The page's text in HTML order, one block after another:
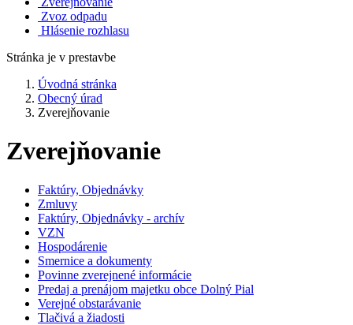
Zvoz odpadu
Hlásenie rozhlasu
Stránka je v prestavbe
Úvodná stránka
Obecný úrad
Zverejňovanie
Zverejňovanie
Faktúry, Objednávky
Zmluvy
Faktúry, Objednávky - archív
VZN
Hospodárenie
Smernice a dokumenty
Povinne zverejnené informácie
Predaj a prenájom majetku obce Dolný Pial
Verejné obstarávanie
Tlačivá a žiadosti